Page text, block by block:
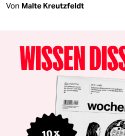
Von Malte Kreutzfeldt